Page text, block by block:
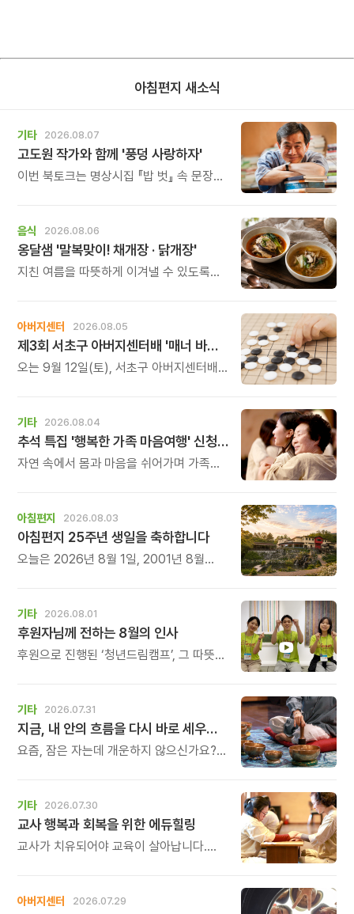
아침편지 새소식
기타 2026.08.07
고도원 작가와 함께 '풍덩 사랑하자'
이번 북토크는 명상시집 『밥 벗』 속 문장을
음식 2026.08.06
옹달샘 '말복맞이! 채개장 · 닭개장'
지친 여름을 따뜻하게 이겨낼 수 있도록
아버지센터 2026.08.05
제3회 서초구 아버지센터배 '매너 바둑왕' 대회
오는 9월 12일(토), 서초구 아버지센터배
기타 2026.08.04
추석 특집 '행복한 가족 마음여행' 신청 안내
자연 속에서 몸과 마음을 쉬어가며 가족의
아침편지 2026.08.03
아침편지 25주년 생일을 축하합니다
오늘은 2026년 8월 1일, 2001년 8월
기타 2026.08.01
후원자님께 전하는 8월의 인사
후원으로 진행된 ‘청년드림캠프’, 그 따뜻한
기타 2026.07.31
지금, 내 안의 흐름을 다시 바로 세우고 싶다면
요즘, 잠은 자는데 개운하지 않으신가요?
쉬어도 회복되지 않는 건 몸이 아니라
‘에너지의 흐름’이 흐트러졌기 때문입니다.
기타 2026.07.30
교사 행복과 회복을 위한 에듀힐링
교사가 치유되어야 교육이 살아납니다.
교육의 중심에 있는 나 자신을 돌보고
회복하는 시간입니다. 누군가를 가르치기
아버지센터 2026.07.29